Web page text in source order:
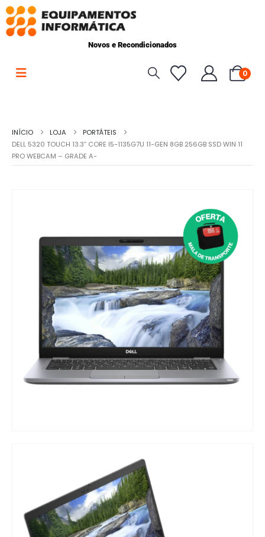
Novos e Recondicionados
0
INÍCIO LOJA
PORTÁTEIS
DELL 5320 TOUCH 13.3” CORE I5-1135G7U 11-GEN 8GB 256GB SSD WIN 11
PRO WEBCAM – GRADE A-